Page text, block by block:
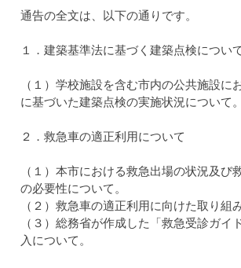
通告の全文は、以下の通りです。
１．建築基準法に基づく建築点検につい
（１）学校施設を含む市内の公共施設に
に基づいた建築点検の実施状況について。
２．救急車の適正利用について
（１）本市における救急出場の状況及び
の必要性について。
（２）救急車の適正利用に向けた取り組
（３）総務省が作成した「救急受診ガイ
入について。